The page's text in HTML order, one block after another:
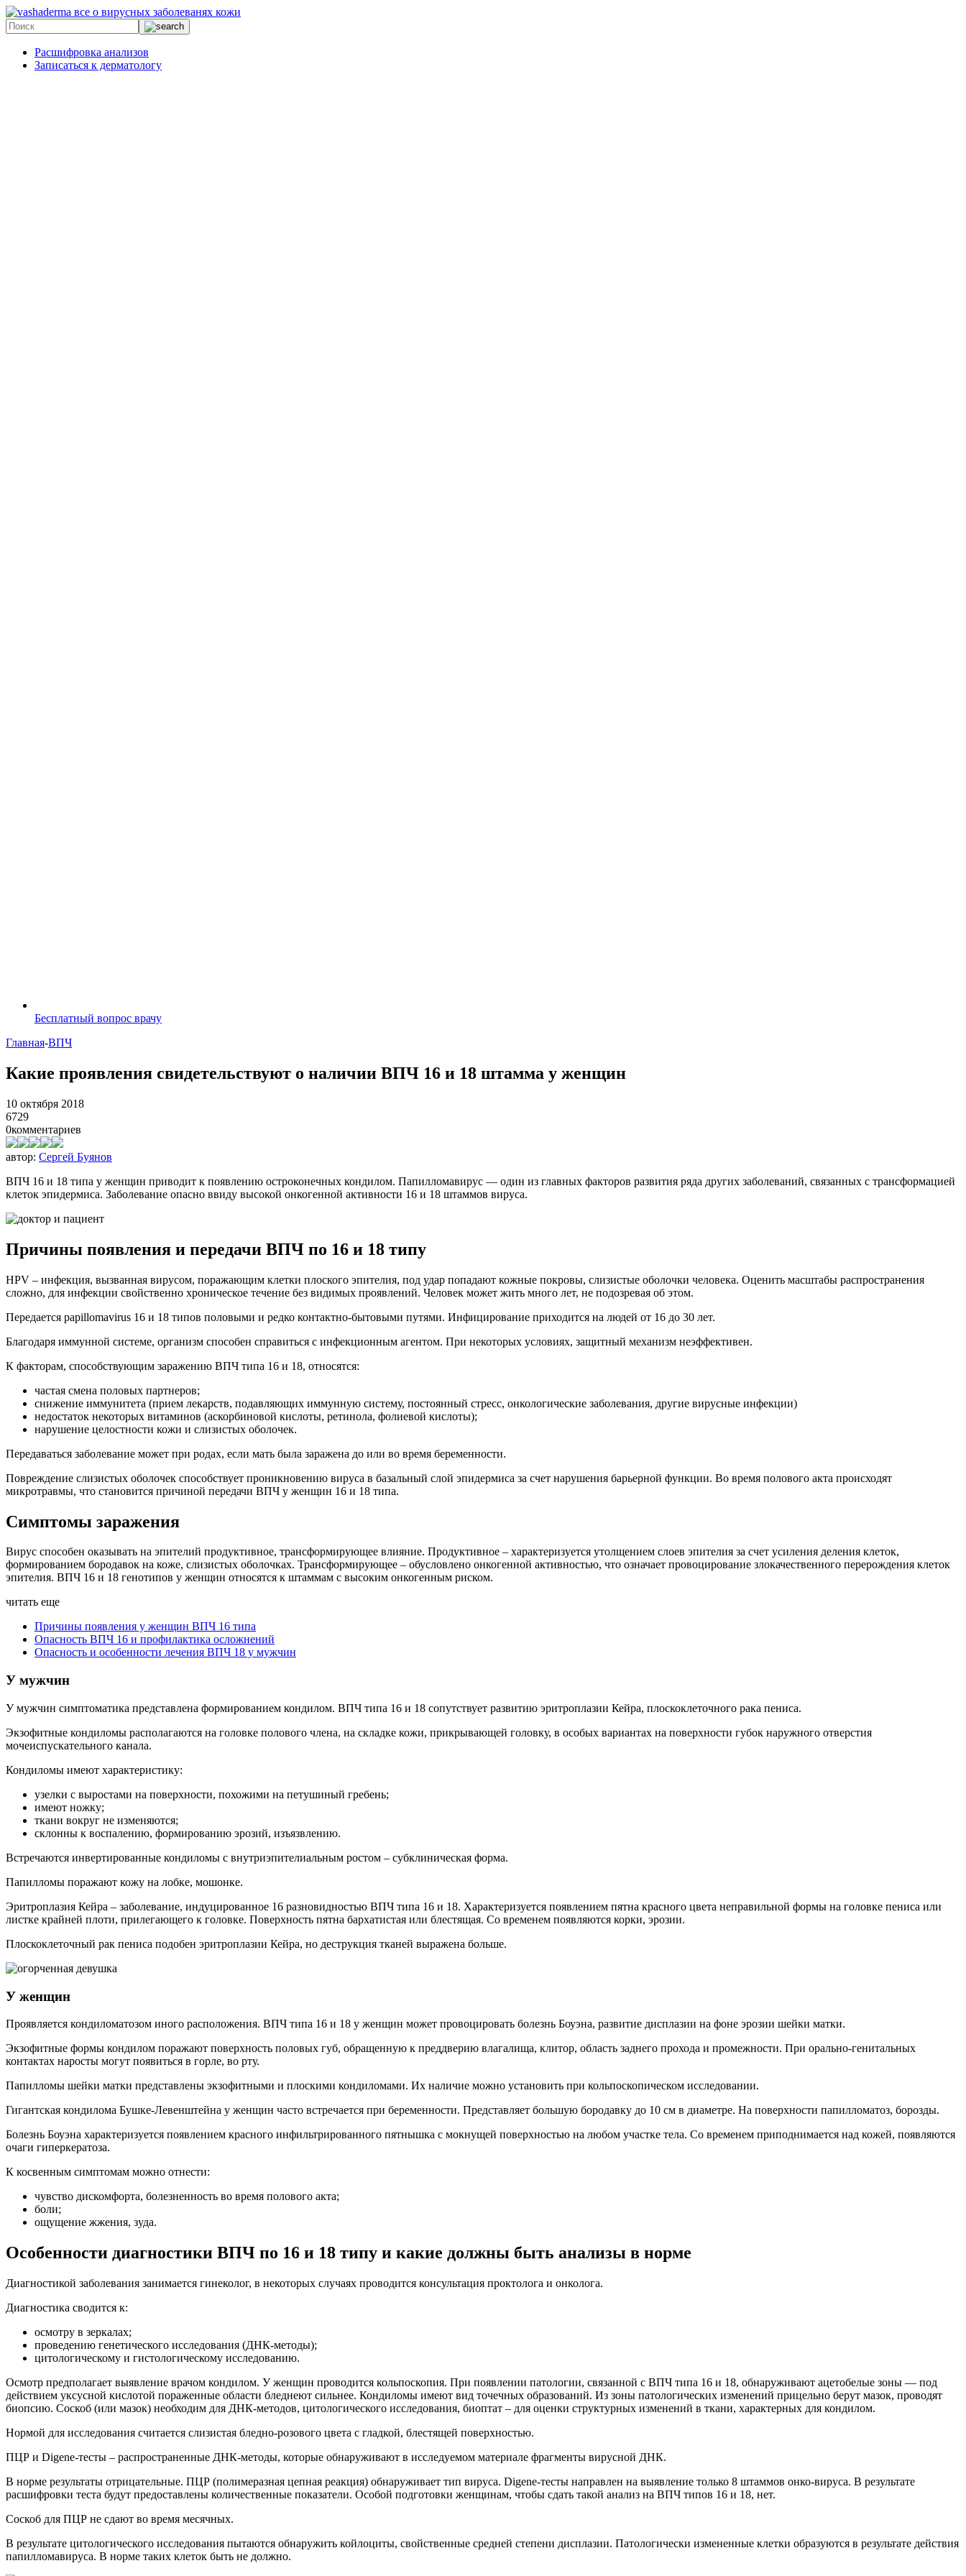
все о вирусных заболеванях кожи
Расшифровка анализов
Записаться к дерматологу
Бесплатный вопрос врачу
Главная-ВПЧ
Какие проявления свидетельствуют о наличии ВПЧ 16 и 18 штамма у женщин
10 октября 2018
6729
0комментариев
автор: Сергей Буянов
ВПЧ 16 и 18 типа у женщин приводит к появлению остроконечных кондилом. Папилломавирус — один из главных факторов развития ряда других заболеваний, связанных с трансформацией
клеток эпидермиса. Заболевание опасно ввиду высокой онкогенной активности 16 и 18 штаммов вируса.
Причины появления и передачи ВПЧ по 16 и 18 типу
HPV – инфекция, вызванная вирусом, поражающим клетки плоского эпителия, под удар попадают кожные покровы, слизистые оболочки человека. Оценить масштабы распространения
сложно, для инфекции свойственно хроническое течение без видимых проявлений. Человек может жить много лет, не подозревая об этом.
Передается papillomavirus 16 и 18 типов половыми и редко контактно-бытовыми путями. Инфицирование приходится на людей от 16 до 30 лет.
Благодаря иммунной системе, организм способен справиться с инфекционным агентом. При некоторых условиях, защитный механизм неэффективен.
К факторам, способствующим заражению ВПЧ типа 16 и 18, относятся:
частая смена половых партнеров;
снижение иммунитета (прием лекарств, подавляющих иммунную систему, постоянный стресс, онкологические заболевания, другие вирусные инфекции)
недостаток некоторых витаминов (аскорбиновой кислоты, ретинола, фолиевой кислоты);
нарушение целостности кожи и слизистых оболочек.
Передаваться заболевание может при родах, если мать была заражена до или во время беременности.
Повреждение слизистых оболочек способствует проникновению вируса в базальный слой эпидермиса за счет нарушения барьерной функции. Во время полового акта происходят
микротравмы, что становится причиной передачи ВПЧ у женщин 16 и 18 типа.
Симптомы заражения
Вирус способен оказывать на эпителий продуктивное, трансформирующее влияние. Продуктивное – характеризуется утолщением слоев эпителия за счет усиления деления клеток,
формированием бородавок на коже, слизистых оболочках. Трансформирующее – обусловлено онкогенной активностью, что означает провоцирование злокачественного перерождения клеток
эпителия. ВПЧ 16 и 18 генотипов у женщин относятся к штаммам с высоким онкогенным риском.
читать еще
Причины появления у женщин ВПЧ 16 типа
Опасность ВПЧ 16 и профилактика осложнений
Опасность и особенности лечения ВПЧ 18 у мужчин
У мужчин
У мужчин симптоматика представлена формированием кондилом. ВПЧ типа 16 и 18 сопутствует развитию эритроплазии Кейра, плоскоклеточного рака пениса.
Экзофитные кондиломы располагаются на головке полового члена, на складке кожи, прикрывающей головку, в особых вариантах на поверхности губок наружного отверстия
мочеиспускательного канала.
Кондиломы имеют характеристику:
узелки с выростами на поверхности, похожими на петушиный гребень;
имеют ножку;
ткани вокруг не изменяются;
склонны к воспалению, формированию эрозий, изъязвлению.
Встречаются инвертированные кондиломы с внутриэпителиальным ростом – субклиническая форма.
Папилломы поражают кожу на лобке, мошонке.
Эритроплазия Кейра – заболевание, индуцированное 16 разновидностью ВПЧ типа 16 и 18. Характеризуется появлением пятна красного цвета неправильной формы на головке пениса или
листке крайней плоти, прилегающего к головке. Поверхность пятна бархатистая или блестящая. Со временем появляются корки, эрозии.
Плоскоклеточный рак пениса подобен эритроплазии Кейра, но деструкция тканей выражена больше.
У женщин
Проявляется кондиломатозом иного расположения. ВПЧ типа 16 и 18 у женщин может провоцировать болезнь Боуэна, развитие дисплазии на фоне эрозии шейки матки.
Экзофитные формы кондилом поражают поверхность половых губ, обращенную к преддверию влагалища, клитор, область заднего прохода и промежности. При орально-генитальных
контактах наросты могут появиться в горле, во рту.
Папилломы шейки матки представлены экзофитными и плоскими кондиломами. Их наличие можно установить при кольпоскопическом исследовании.
Гигантская кондилома Бушке-Левенштейна у женщин часто встречается при беременности. Представляет большую бородавку до 10 см в диаметре. На поверхности папилломатоз, борозды.
Болезнь Боуэна характеризуется появлением красного инфильтрированного пятнышка с мокнущей поверхностью на любом участке тела. Со временем приподнимается над кожей, появляются
очаги гиперкератоза.
К косвенным симптомам можно отнести:
чувство дискомфорта, болезненность во время полового акта;
боли;
ощущение жжения, зуда.
Особенности диагностики ВПЧ по 16 и 18 типу и какие должны быть анализы в норме
Диагностикой заболевания занимается гинеколог, в некоторых случаях проводится консультация проктолога и онколога.
Диагностика сводится к:
осмотру в зеркалах;
проведению генетического исследования (ДНК-методы);
цитологическому и гистологическому исследованию.
Осмотр предполагает выявление врачом кондилом. У женщин проводится кольпоскопия. При появлении патологии, связанной с ВПЧ типа 16 и 18, обнаруживают ацетобелые зоны — под
действием уксусной кислотой пораженные области бледнеют сильнее. Кондиломы имеют вид точечных образований. Из зоны патологических изменений прицельно берут мазок, проводят
биопсию. Соскоб (или мазок) необходим для ДНК-методов, цитологического исследования, биоптат – для оценки структурных изменений в ткани, характерных для кондилом.
Нормой для исследования считается слизистая бледно-розового цвета с гладкой, блестящей поверхностью.
ПЦР и Digene-тесты – распространенные ДНК-методы, которые обнаруживают в исследуемом материале фрагменты вирусной ДНК.
В норме результаты отрицательные. ПЦР (полимеразная цепная реакция) обнаруживает тип вируса. Digene-тесты направлен на выявление только 8 штаммов онко-вируса. В результате
расшифровки теста будут предоставлены количественные показатели. Особой подготовки женщинам, чтобы сдать такой анализ на ВПЧ типов 16 и 18, нет.
Соскоб для ПЦР не сдают во время месячных.
В результате цитологического исследования пытаются обнаружить койлоциты, свойственные средней степени дисплазии. Патологически измененные клетки образуются в результате действия
папилломавируса. В норме таких клеток быть не должно.